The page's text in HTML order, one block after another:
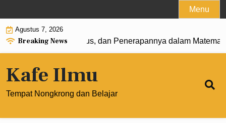
to
content
Menu
Agustus 7, 2026
Breaking News
Pengertian, Rumus, dan Penerapannya dalam Matematika
Kafe Ilmu
Tempat Nongkrong dan Belajar